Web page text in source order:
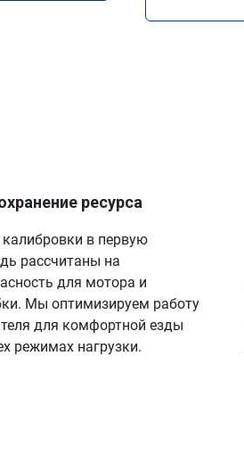
ресурса
в первую
рассчитаны на
для мотора и
Мы оптимизируем работу
для комфортной езды
режимах нагрузки.